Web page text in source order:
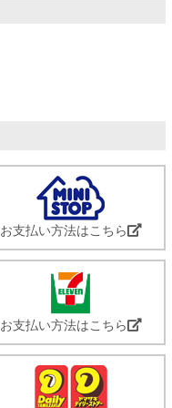
お支払い方法はこちら
お支払い方法はこちら